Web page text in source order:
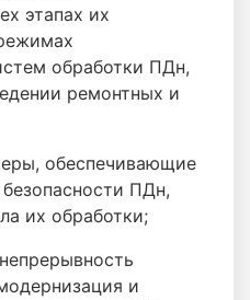
этапах их
обработки ПДн,
ремонтных и
обеспечивающие
ПДн,
их обработки;
и